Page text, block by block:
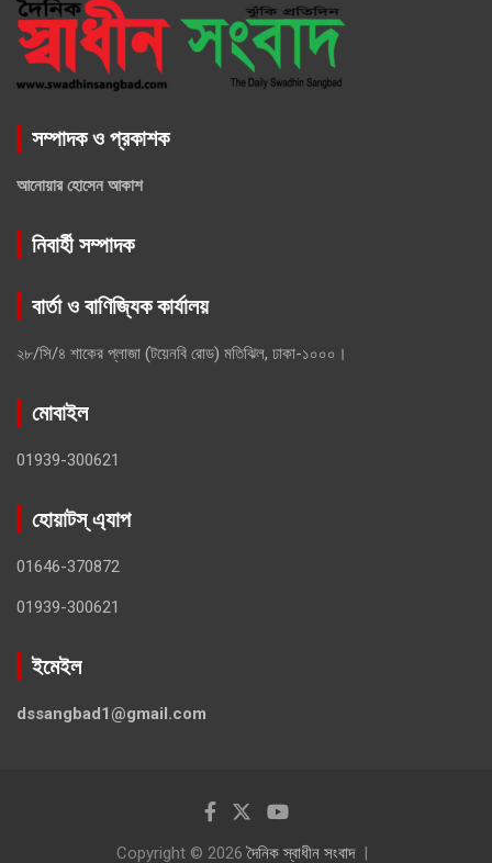
সম্পাদক ও প্রকাশক
আনোয়ার হোসেন আকাশ
নিবার্হী সম্পাদক
বার্তা ও বাণিজ্যিক কার্যালয়
২৮/সি/৪ শাকের প্লাজা (টয়েনবি রোড) মতিঝিল, ঢাকা-১০০০।
মোবাইল
01939-300621
হোয়াটস্ এ্যাপ
01646-370872
01939-300621
ইমেইল
dssangbad1@gmail.com
Copyright © 2026দৈনিক স্বাধীন সংবাদ